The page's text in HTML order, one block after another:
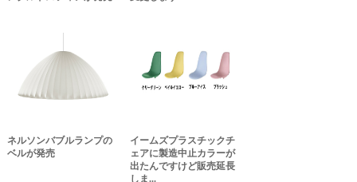
ネルソンバブルランプの
ベルが発売
イームズプラスチックチ
ェアに製造中止カラーが
出たんですけど販売延長
しま...